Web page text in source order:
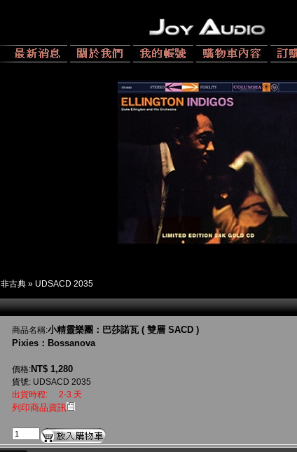
非古典 » UDSACD 2035
商品名稱:小精靈樂團：巴莎諾瓦 ( 雙層 SACD )
Pixies：Bossanova
價格:NT$ 1,280
貨號: UDSACD 2035
出貨時程:
2-3 天
列印商品資訊